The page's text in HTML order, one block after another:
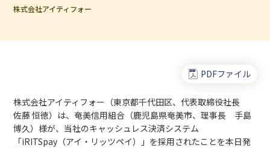
株式会社アイティフォー
PDFファイル
株式会社アイティフォー（東京都千代田区、代表取締役社長
佐藤 恒徳）は、奄美信用組合（鹿児島県奄美市、理事長 手島
博久）様が、当社のキャッシュレス決済システム
「iRITSpay（アイ・リッツペイ）」を採用されたことを本日発